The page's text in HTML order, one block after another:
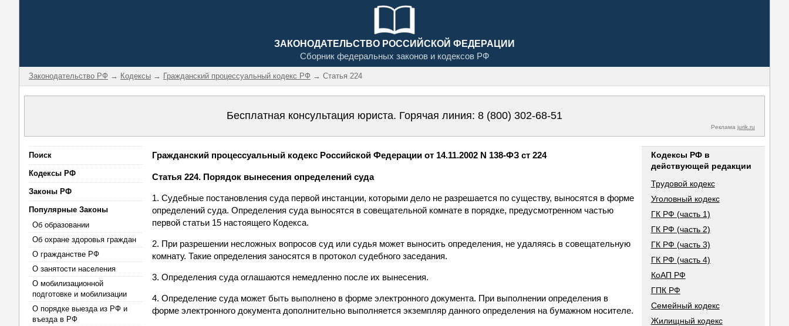
ЗАКОНОДАТЕЛЬСТВО РОССИЙСКОЙ ФЕДЕРАЦИИ
Сборник федеральных законов и кодексов РФ
Законодательство РФ → Кодексы → Гражданский процессуальный кодекс РФ → Статья 224
Бесплатная консультация юриста. Горячая линия: 8 (800) 302-68-51
Реклама jurik.ru
Поиск
Кодексы РФ
Законы РФ
Популярные Законы
Об образовании
Об охране здоровья граждан
О гражданстве РФ
О занятости населения
О мобилизационной
подготовке и мобилизации
О порядке выезда из РФ и
въезда в РФ
Гражданский процессуальный кодекс Российской Федерации от 14.11.2002 N 138-ФЗ ст 224
Статья 224. Порядок вынесения определений суда
1. Судебные постановления суда первой инстанции, которыми дело не разрешается по существу, выносятся в форме
определений суда. Определения суда выносятся в совещательной комнате в порядке, предусмотренном частью
первой статьи 15 настоящего Кодекса.
2. При разрешении несложных вопросов суд или судья может выносить определения, не удаляясь в совещательную
комнату. Такие определения заносятся в протокол судебного заседания.
3. Определения суда оглашаются немедленно после их вынесения.
4. Определение суда может быть выполнено в форме электронного документа. При выполнении определения в
форме электронного документа дополнительно выполняется экземпляр данного определения на бумажном носителе.
Кодексы РФ в
действующей редакции
Трудовой кодекс
Уголовный кодекс
ГК РФ (часть 1)
ГК РФ (часть 2)
ГК РФ (часть 3)
ГК РФ (часть 4)
КоАП РФ
ГПК РФ
Семейный кодекс
Жилищный кодекс